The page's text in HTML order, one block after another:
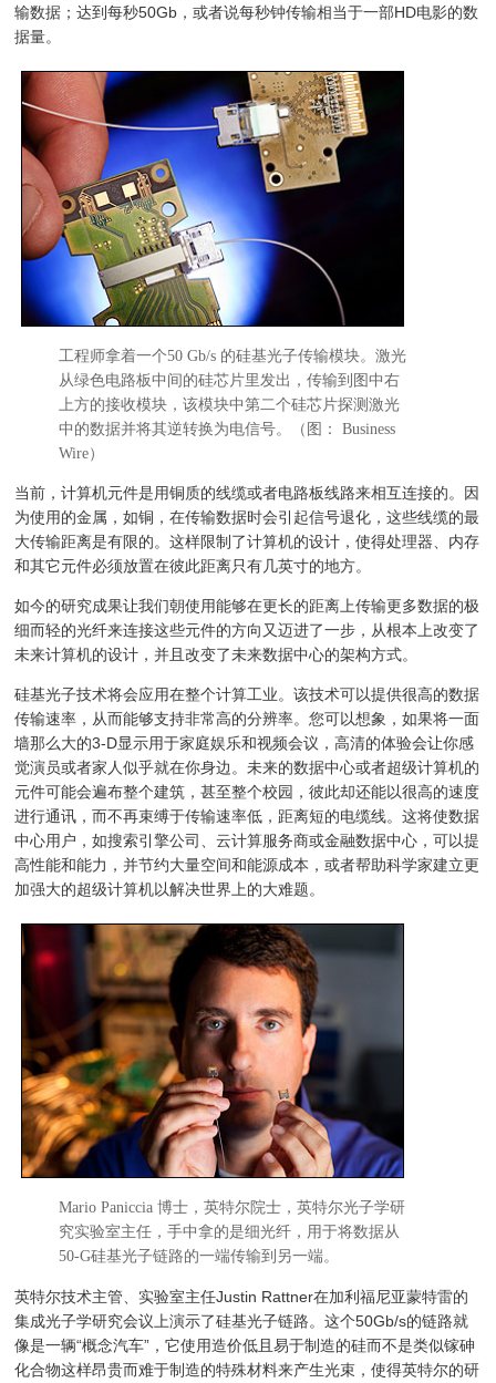
输数据；达到每秒50Gb，或者说每秒钟传输相当于一部HD电影的数
据量。
工程师拿着一个50 Gb/s 的硅基光子传输模块。激光
从绿色电路板中间的硅芯片里发出，传输到图中右
上方的接收模块，该模块中第二个硅芯片探测激光
中的数据并将其逆转换为电信号。（图： Business
Wire）
当前，计算机元件是用铜质的线缆或者电路板线路来相互连接的。因
为使用的金属，如铜，在传输数据时会引起信号退化，这些线缆的最
大传输距离是有限的。这样限制了计算机的设计，使得处理器、内存
和其它元件必须放置在彼此距离只有几英寸的地方。
如今的研究成果让我们朝使用能够在更长的距离上传输更多数据的极
细而轻的光纤来连接这些元件的方向又迈进了一步，从根本上改变了
未来计算机的设计，并且改变了未来数据中心的架构方式。
硅基光子技术将会应用在整个计算工业。该技术可以提供很高的数据
传输速率，从而能够支持非常高的分辨率。您可以想象，如果将一面
墙那么大的3-D显示用于家庭娱乐和视频会议，高清的体验会让你感
觉演员或者家人似乎就在你身边。未来的数据中心或者超级计算机的
元件可能会遍布整个建筑，甚至整个校园，彼此却还能以很高的速度
进行通讯，而不再束缚于传输速率低，距离短的电缆线。这将使数据
中心用户，如搜索引擎公司、云计算服务商或金融数据中心，可以提
高性能和能力，并节约大量空间和能源成本，或者帮助科学家建立更
加强大的超级计算机以解决世界上的大难题。
Mario Paniccia 博士，英特尔院士，英特尔光子学研
究实验室主任，手中拿的是细光纤，用于将数据从
50-G硅基光子链路的一端传输到另一端。
英特尔技术主管、实验室主任Justin Rattner在加利福尼亚蒙特雷的
集成光子学研究会议上演示了硅基光子链路。这个50Gb/s的链路就
像是一辆“概念汽车”，它使用造价低且易于制造的硅而不是类似镓砷
化合物这样昂贵而难于制造的特殊材料来产生光束，使得英特尔的研